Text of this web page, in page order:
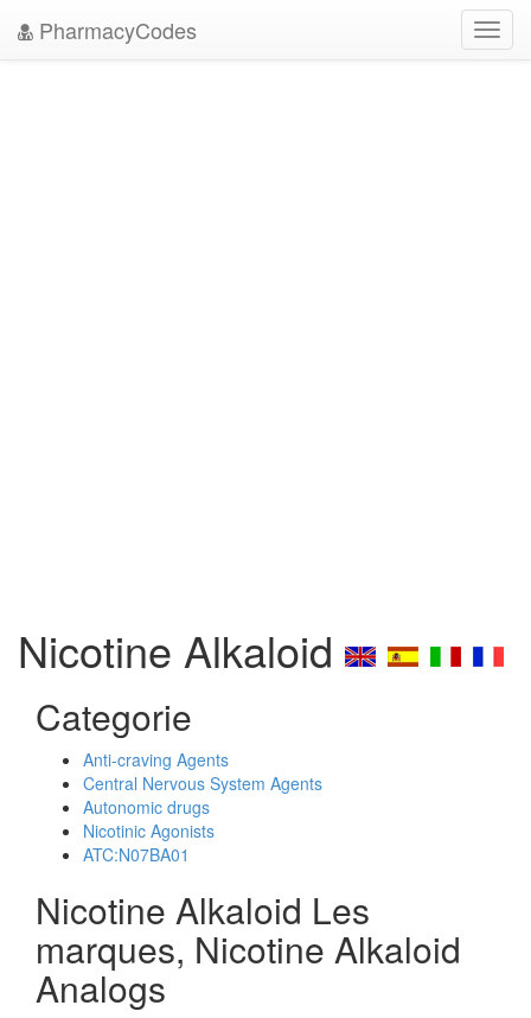
PharmacyCodes
Nicotine Alkaloid
Categorie
Anti-craving Agents
Central Nervous System Agents
Autonomic drugs
Nicotinic Agonists
ATC:N07BA01
Nicotine Alkaloid Les
marques, Nicotine Alkaloid
Analogs